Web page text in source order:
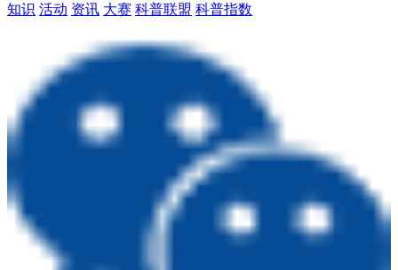
知识 活动 资讯 大赛 科普联盟 科普指数